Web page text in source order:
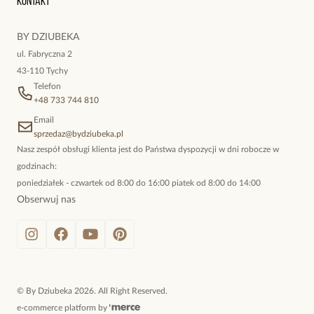
BY DZIUBEKA
ul. Fabryczna 2
43-110 Tychy
Telefon
+48 733 744 810
Email
sprzedaz@bydziubeka.pl
Nasz zespół obsługi klienta jest do Państwa dyspozycji w dni robocze w
godzinach:
poniedziałek - czwartek od 8:00 do 16:00 piatek od 8:00 do 14:00
Obserwuj nas
© By Dziubeka 2026. All Right Reserved.
e-commerce platform by